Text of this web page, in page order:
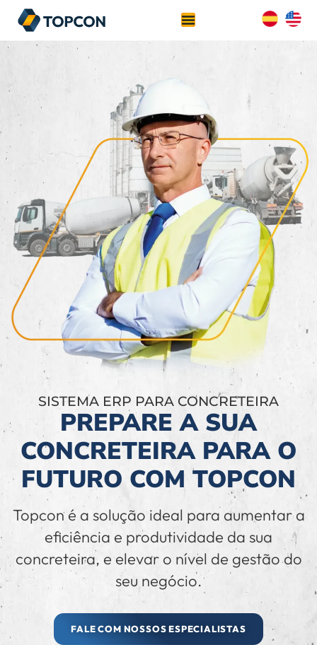
SISTEMA ERP PARA CONCRETEIRA
PREPARE A SUA
CONCRETEIRA PARA O
FUTURO COM TOPCON
Topcon é a solução ideal para aumentar a
eficiência e produtividade da sua
concreteira, e elevar o nível de gestão do
seu negócio.
FALE COM NOSSOS ESPECIALISTAS